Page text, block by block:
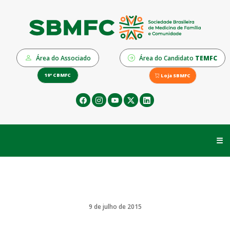
Área do Associado Área do Candidato TEMFC
19º CBMFC Loja SBMFC
☰
9 de julho de 2015